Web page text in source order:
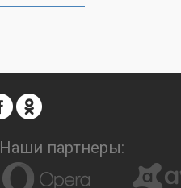
Наши партнеры: